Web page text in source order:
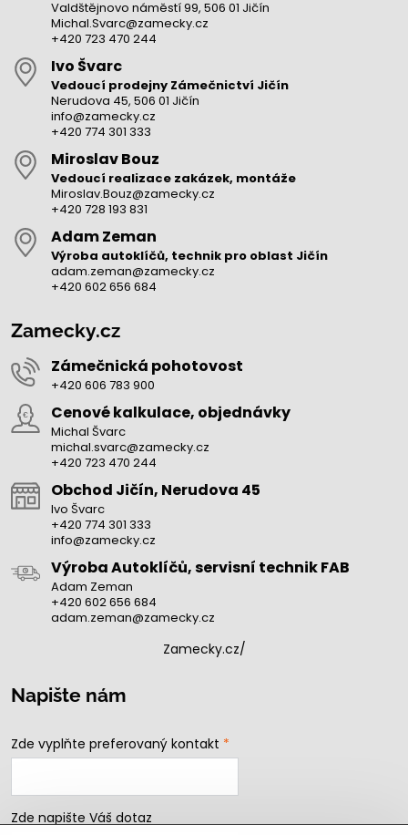
Valdštějnovo náměstí 99, 506 01 Jičín
Michal.Svarc@zamecky.cz
+420 723 470 244
Ivo Švarc
Vedoucí prodejny Zámečnictví Jičín
Nerudova 45, 506 01 Jičín
info@zamecky.cz
+420 774 301 333
Miroslav Bouz
Vedoucí realizace zakázek, montáže
Miroslav.Bouz@zamecky.cz
+420 728 193 831
Adam Zeman
Výroba autoklíčů, technik pro oblast Jičín
adam.zeman@zamecky.cz
+420 602 656 684
Zamecky.cz
Zámečnická pohotovost
+420 606 783 900
Cenové kalkulace, objednávky
Michal Švarc
michal.svarc@zamecky.cz
+420 723 470 244
Obchod Jičín, Nerudova 45
Ivo Švarc
+420 774 301 333
info@zamecky.cz
Výroba Autoklíčů, servisní technik FAB
Adam Zeman
+420 602 656 684
adam.zeman@zamecky.cz
Zamecky.cz/
Napište nám
Zde vyplňte preferovaný kontakt *
Zde napište Váš dotaz